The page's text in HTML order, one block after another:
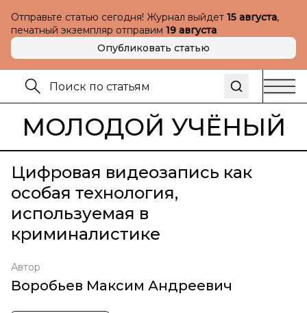
Отправьте статью сегодня! Журнал выйдет 15 августа,
печатный экземпляр отправим 19 августа
Опубликовать статью
МОЛОДОЙ УЧЁНЫЙ
Цифровая видеозапись как
особая технология,
используемая в
криминалистике
Автор
Воробьев Максим Андреевич